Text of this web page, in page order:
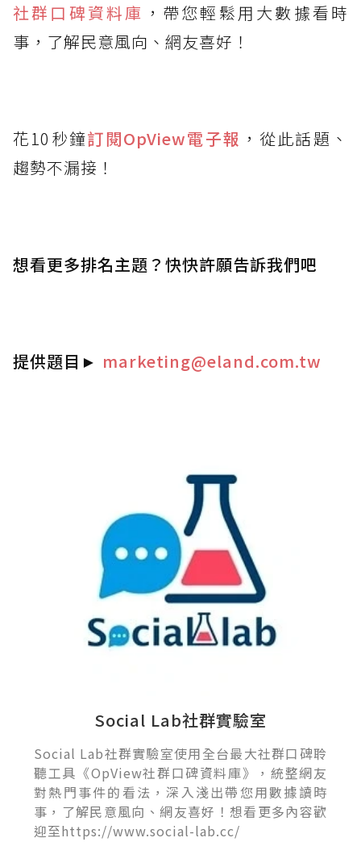
社群口碑資料庫 ，帶您輕鬆用大數據看時
事，了解民意風向、網友喜好！
花10秒鐘訂閱OpView電子報 ，從此話題、
趨勢不漏接！
想看更多排名主題？快快許願告訴我們吧
提供題目 ► marketing@eland.com.tw
Social Lab社群實驗室
Social Lab社群實驗室使用全台最大社群口碑聆
聽工具《OpView社群口碑資料庫》，統整網友
對熱門事件的看法，深入淺出帶您用數據讀時
事，了解民意風向、網友喜好！想看更多內容歡
迎至https://www.social-lab.cc/